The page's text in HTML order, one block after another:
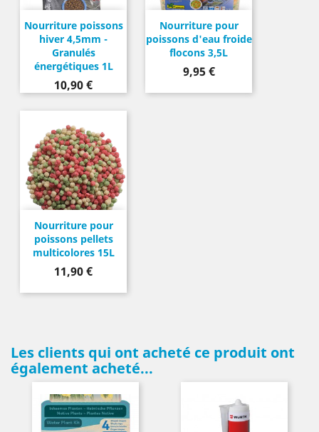
Nourriture poissons
hiver 4,5mm -
Granulés
énergétiques 1L
Prix
10,90 €
Nourriture pour
poissons d'eau froide
flocons 3,5L
Prix
9,95 €
Nourriture pour
poissons pellets
multicolores 15L
Prix
11,90 €
Les clients qui ont acheté ce produit ont
également acheté...